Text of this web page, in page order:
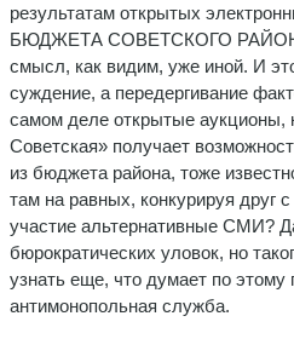
результатам открытых
БЮДЖЕТА СОВЕТСКОГО
смысл, как видим, уже иной. И
суждение, а передергивание
самом деле открытые аукционы,
Советская» получает
из бюджета района, тоже
там на равных, конкурируя друг
участие альтернативные СМИ?
бюрократических уловок, но
узнать еще, что думает по
антимонопольная служба.